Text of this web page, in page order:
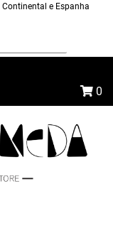
e Espanha
0